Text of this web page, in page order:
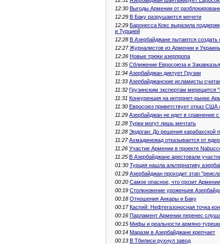
12:30 Выгоды Армении от
12:29 В Баку разрушаются мечети
12:29 Баронесса Кокс выразила
и Турцией
12:28 В Азербайджане пытаются создать
12:27 Журналистов из Армении и
12:26 Новые трюки азерпропа
11:35 Сближение Евросоюза и
11:34 Азербайджан диктует Грузии
11:33 Азербайджанские исламисты
11:32 Грузинским экспертам мерещится
11:31 Конкуренция на интернет-рынке
11:30 Евросоюз приветствует отказ
11:29 Азербайджан не идет в сравнение
11:28 Турки могут лишь мечтать
11:28 Эрдоган: До решения карабахской
11:27 Ахмадинежад отказывается от
11:26 Участие Армении в проекте
11:25 В Азербайджане арестовали
01:30 Турция нашла альтернативу
01:29 Азербайджан проходит этап
00:20 Самое опасное, что грозит
00:19 Столкновение уроженцев
00:18 Отношения Анкары и Баку
00:17 Каспий: Нефтегазоносная точка
00:16 Парламент Армении перенес
00:15 Мифы и реальности армяно-
00:14 Маразм в Азербайджане крепчает
00:13 В Тбилиси рухнул завод